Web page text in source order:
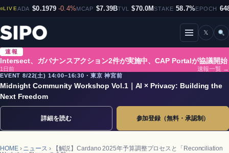
LIVEADA $0.1979 -0.4%MCAP $7.39BTVL $70.0MSTAKE 58.7%EPOCH
メニューを開閉
𝕏
速報
Intersect、ガバナンスアクション2件が実施中、CAP Portalが協議開始
1日前
速報一覧 →
EVENT 8/22(土) 14:00–16:30・東京 神宮前
Midnight Community Workshop Vol.1｜AI × Privacy: Building the
Next Freedom
詳細を読む 参加登録（無料・承認制）
HOME› ニュース › 【解説】Cardano 2025年予算調整プロセスと「Reconciliation